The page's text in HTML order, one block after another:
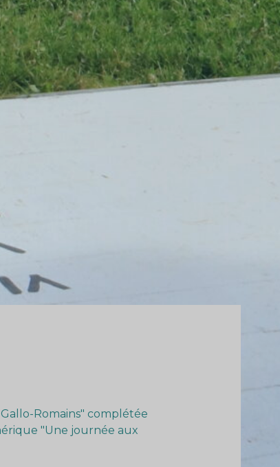
Romains" complétée
"Une journée aux